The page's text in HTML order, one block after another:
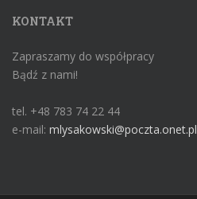
KONTAKT
Zapraszamy do współpracy
Bądź z nami!
tel. +48 783 74 22 44
e-mail: mlysakowski@poczta.onet.pl